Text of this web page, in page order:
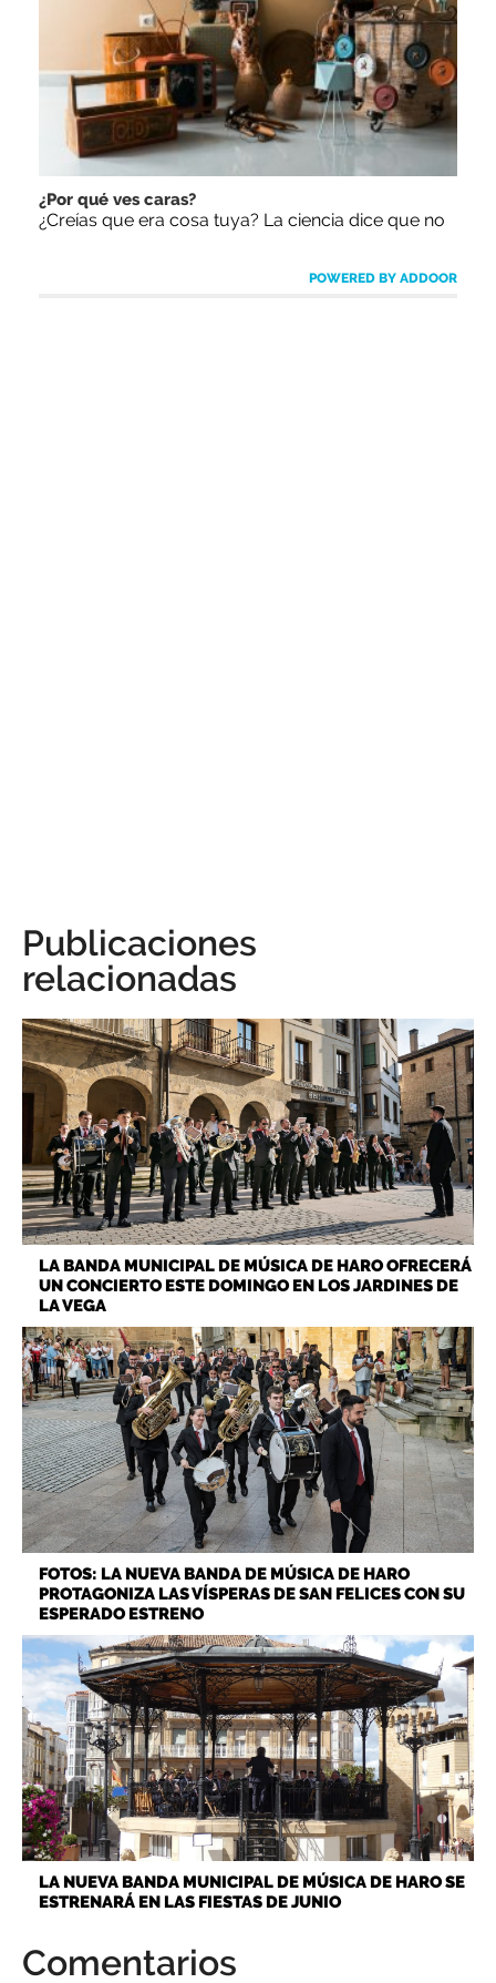
¿Por qué ves caras?
¿Creías que era cosa tuya? La ciencia dice que no
POWERED BY ADDOOR
Publicaciones
relacionadas
LA BANDA MUNICIPAL DE MÚSICA DE HARO OFRECERÁ
UN CONCIERTO ESTE DOMINGO EN LOS JARDINES DE
LA VEGA
FOTOS: LA NUEVA BANDA DE MÚSICA DE HARO
PROTAGONIZA LAS VÍSPERAS DE SAN FELICES CON SU
ESPERADO ESTRENO
LA NUEVA BANDA MUNICIPAL DE MÚSICA DE HARO SE
ESTRENARÁ EN LAS FIESTAS DE JUNIO
Comentarios